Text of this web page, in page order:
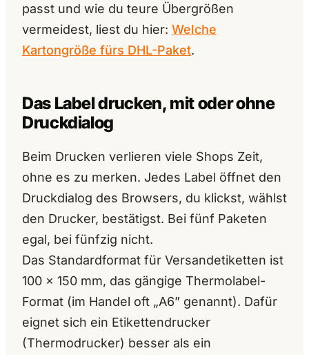
passt und wie du teure Übergrößen
vermeidest, liest du hier: Welche
Kartongröße fürs DHL-Paket.
Das Label drucken, mit oder ohne
Druckdialog
Beim Drucken verlieren viele Shops Zeit,
ohne es zu merken. Jedes Label öffnet den
Druckdialog des Browsers, du klickst, wählst
den Drucker, bestätigst. Bei fünf Paketen
egal, bei fünfzig nicht.
Das Standardformat für Versandetiketten ist
100 × 150 mm, das gängige Thermolabel-
Format (im Handel oft „A6” genannt). Dafür
eignet sich ein Etikettendrucker
(Thermodrucker) besser als ein